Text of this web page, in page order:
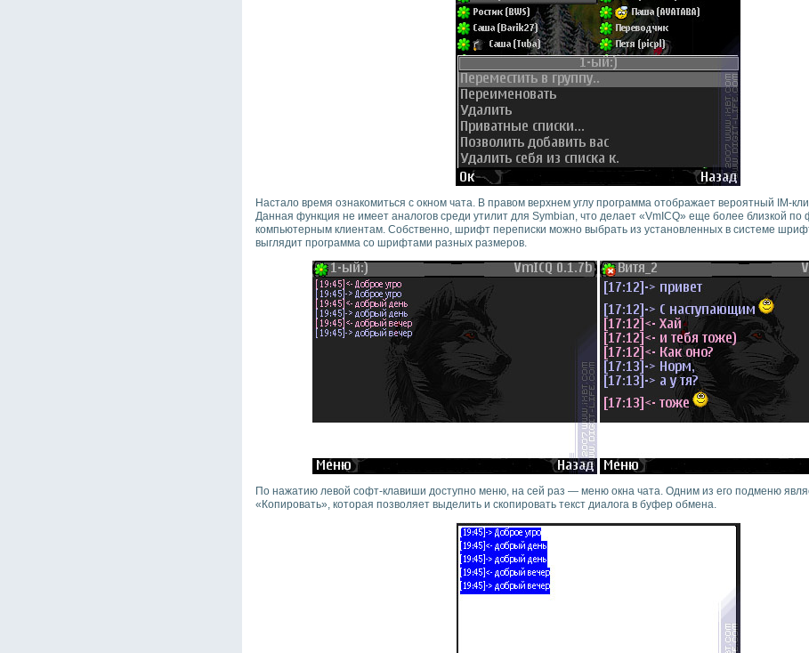
Настало время ознакомиться с окном чата. В правом верхнем углу программа отображает вероятный IM-
Данная функция не имеет аналогов среди утилит для Symbian, что делает «VmICQ» еще более близкой по
компьютерным клиентам. Собственно, шрифт переписки можно выбрать из установленных в системе
выглядит программа со шрифтами разных размеров.
По нажатию левой софт-клавиши доступно меню, на сей раз — меню окна чата. Одним из его подменю
«Копировать», которая позволяет выделить и скопировать текст диалога в буфер обмена.